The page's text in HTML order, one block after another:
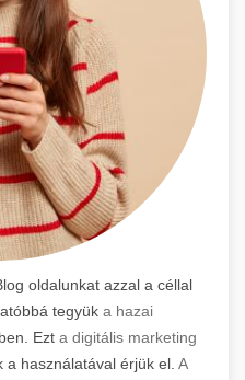
oldalunkat azzal a céllal
tegyük a hazai
Ezt a digitális marketing
használatával érjük el. A